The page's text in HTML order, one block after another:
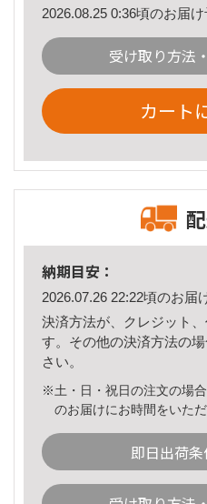
2026.08.25 0:36頃のお届け
受け取り方法
カート
納期目安：
2026.07.26 22:22頃のお届
決済方法が、クレジット
す。その他の決済方法の
さい。
※土・日・祝日の注文の場
のお届けにお時間をいた
即日出荷